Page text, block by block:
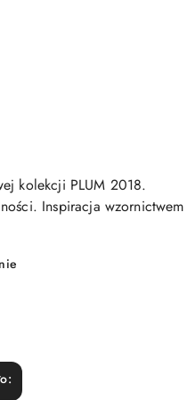
kolekcji PLUM 2018.
Inspiracja wzornictwem